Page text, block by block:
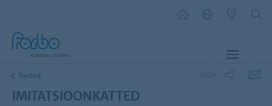
Tooted
IMITATSIOONKATTED